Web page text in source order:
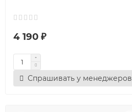
4 190 ₽
Спрашивать у менеджеров